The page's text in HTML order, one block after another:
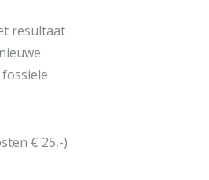
resultaat
€ 25,-)